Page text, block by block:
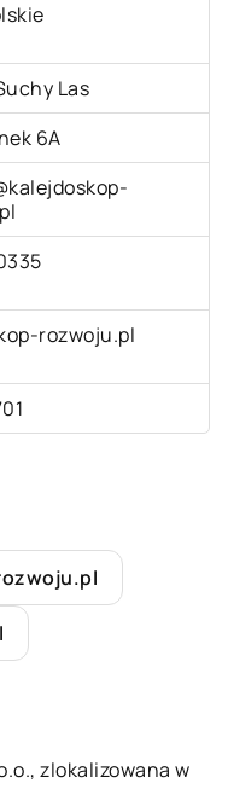
Las
6A
rozwoju.pl
zlokalizowana w